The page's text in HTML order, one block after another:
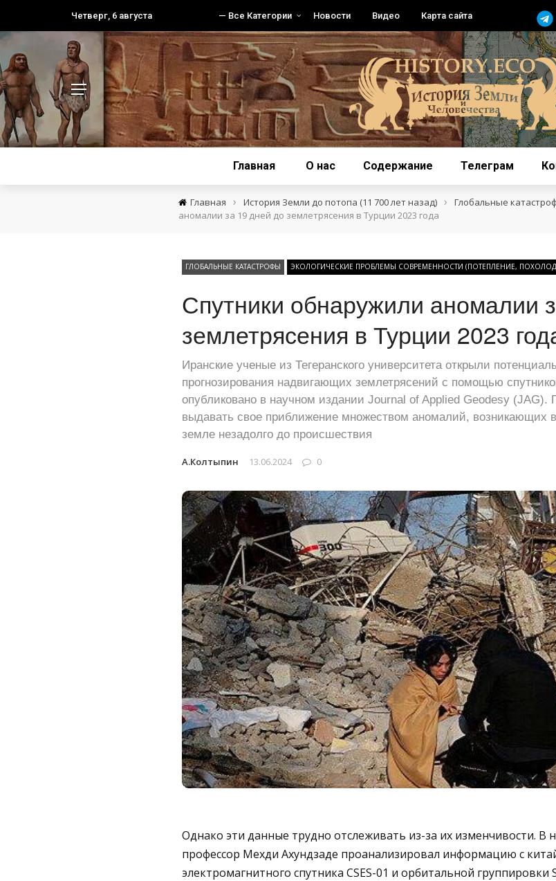
Четверг, 6 августа — Все Категории Новости Видео Карта сайта
Главная О нас Содержание Телеграм
Главная › История Земли до потопа (11 700 лет назад) › Глобальные
аномалии за 19 дней до землетрясения в Турции 2023 года
ГЛОБАЛЬНЫЕ КАТАСТРОФЫ ЭКОЛОГИЧЕСКИЕ ПРОБЛЕМЫ СОВРЕМЕННОСТИ (ПОТЕПЛЕНИЕ,
Спутники обнаружили аномалии
землетрясения в Турции 2023
Иранские ученые из Тегеранского университета открыли
прогнозирования надвигающих землетрясений с помощью
опубликовано в научном издании Journal of Applied Geodesy (JAG).
выдавать свое приближение множеством аномалий, возникающих
земле незадолго до происшествия
А.Колтыпин 13.06.2024 0
Однако эти данные трудно отслеживать из-за их изменчивости. В
профессор Мехди Ахундзаде проанализировал информацию с
электромагнитного спутника CSES-01 и орбитальной группировки